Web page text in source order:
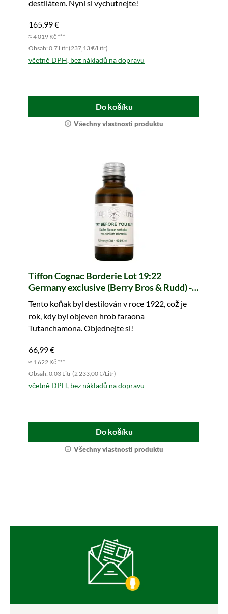
destilátem. Nyní si vychutnejte!
165,99 €
≈ 4 019 Kč ***
Obsah: 0.7 Litr (237,13 €/Litr)
včetně DPH, bez nákladů na dopravu
Do košíku
Všechny vlastnosti produktu
Tiffon Cognac Borderie Lot 19:22
Germany exclusive (Berry Bros & Rudd) -
vzorek (Tasting Circle)
Tento koňak byl destilován v roce 1922, což je
rok, kdy byl objeven hrob faraona
Tutanchamona. Objednejte si!
66,99 €
≈ 1 622 Kč ***
Obsah: 0.03 Litr (2 233,00 €/Litr)
včetně DPH, bez nákladů na dopravu
Do košíku
Všechny vlastnosti produktu